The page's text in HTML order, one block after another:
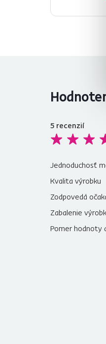
5 recenzií
Jednoduchosť
Kvalita výrobku
Zodpovedá
Zabalenie
Pomer hodnoty